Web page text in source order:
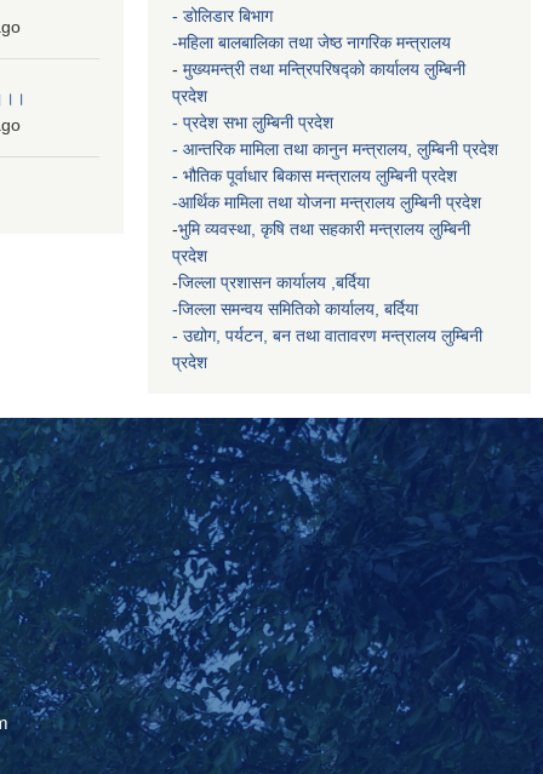
- डोलिडार बिभाग
-महिला बालबालिका तथा जेष्ठ नागरिक मन्त्रालय
- मुख्यमन्त्री तथा मन्त्रिपरिषद्को कार्यालय लुम्बिनी
प्रदेश
- प्रदेश सभा लुम्बिनी प्रदेश
- आन्तरिक मामिला तथा कानुन मन्त्रालय, लुम्बिनी प्रदेश
- भौतिक पूर्वाधार बिकास मन्त्रालय लुम्बिनी प्रदेश
-आर्थिक मामिला तथा योजना मन्त्रालय लुम्बिनी प्रदेश
-भुमि व्यवस्था, कृषि तथा सहकारी मन्त्रालय लुम्बिनी
प्रदेश
-जिल्ला प्रशासन कार्यालय ,बर्दिया
-जिल्ला समन्वय समितिको कार्यालय, बर्दिया
- उद्योग, पर्यटन, बन तथा वातावरण मन्त्रालय लुम्बिनी
प्रदेश